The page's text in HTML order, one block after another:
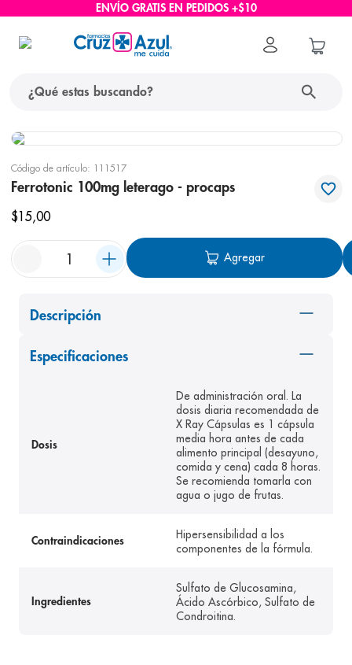
ENVÍO GRATIS EN PEDIDOS +$10
Código de artículo: 111517
Ferrotonic 100mg leterago - procaps
$15,00
Agregar
Descripción
Especificaciones
Dosis
De administración oral. La
dosis diaria recomendada de
X Ray Cápsulas es 1 cápsula
media hora antes de cada
alimento principal (desayuno,
comida y cena) cada 8 horas.
Se recomienda tomarla con
agua o jugo de frutas.
Contraindicaciones
Hipersensibilidad a los
componentes de la fórmula.
Ingredientes
Sulfato de Glucosamina,
Ácido Ascórbico, Sulfato de
Condroitina.
términos más buscados
6. bioderma